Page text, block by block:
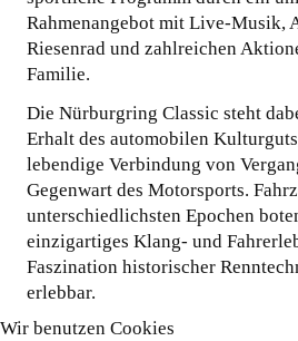
Rahmenangebot mit Live-Musik,
Riesenrad und zahlreichen
Familie.
Die Nürburgring Classic steht
Erhalt des automobilen
lebendige Verbindung von
Gegenwart des Motorsports.
unterschiedlichsten Epochen
einzigartiges Klang- und
Faszination historischer
erlebbar.
Wir benutzen Cookies